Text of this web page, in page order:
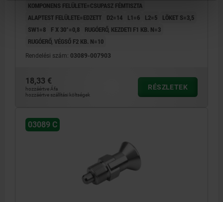
KOMPONENS FELÜLETE=CSUPASZ FÉMTISZTA
ALAPTEST FELÜLETE=EDZETT
D2=14 L1=6 L2=5
LÖKET S=3,5
SW1=8
F X 30°=0,8
RUGÓERŐ, KEZDETI F1 KB. N=3
RUGÓERŐ, VÉGSŐ F2 KB. N=10
Rendelési szám: 03089-007903
18,33 €
hozzáértve Áfa
hozzáértve szállítási költségek
RÉSZLETEK
03089 C